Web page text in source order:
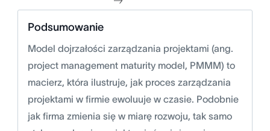
Podsumowanie
Model dojrzałości zarządzania projektami (ang.
project management maturity model, PMMM) to
macierz, która ilustruje, jak proces zarządzania
projektami w firmie ewoluuje w czasie. Podobnie
jak firma zmienia się w miarę rozwoju, tak samo